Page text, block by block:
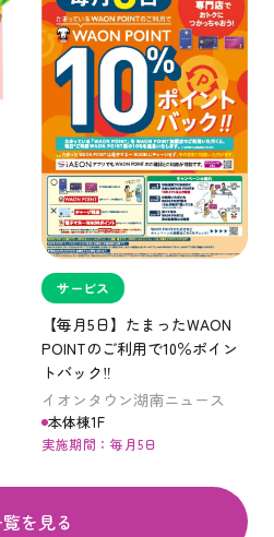
サービス
【毎月5日】たまったWAON
POINTのご利用で10％ポイン
トバック‼
イオンタウン湖南ニュース
本体棟1F
実施期間：毎月5日
を見る